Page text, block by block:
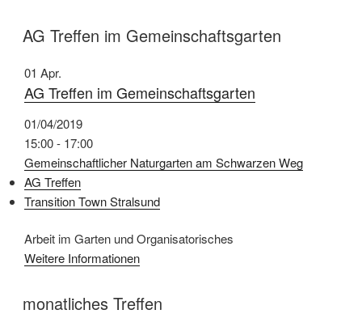
AG Treffen im Gemeinschaftsgarten
01 Apr.
AG Treffen im Gemeinschaftsgarten
01/04/2019
15:00 - 17:00
Gemeinschaftlicher Naturgarten am Schwarzen Weg
AG Treffen
Transition Town Stralsund
Arbeit im Garten und Organisatorisches
Weitere Informationen
monatliches Treffen